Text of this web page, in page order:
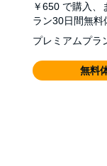
￥650 で購入、
ラン30日間無料
プレミアムプラ
無料